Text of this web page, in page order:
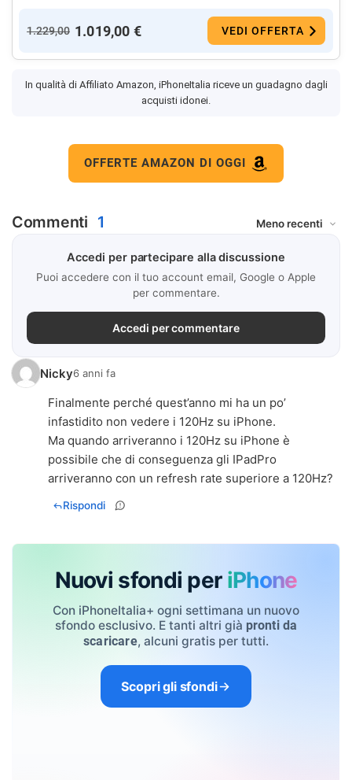
1.229,00 1.019,00 € VEDI OFFERTA
In qualità di Affiliato Amazon, iPhoneItalia riceve un guadagno dagli
acquisti idonei.
OFFERTE AMAZON DI OGGI
Commenti 1
Accedi per partecipare alla discussione
Puoi accedere con il tuo account email, Google o Apple
per commentare.
Accedi per commentare
Nicky6 anni fa
Finalmente perché quest’anno mi ha un po’
infastidito non vedere i 120Hz su iPhone.
Ma quando arriveranno i 120Hz su iPhone è
possibile che di conseguenza gli IPadPro
arriveranno con un refresh rate superiore a 120Hz?
Rispondi
Nuovi sfondi per iPhone
Con iPhoneItalia+ ogni settimana un nuovo
sfondo esclusivo. E tanti altri già pronti da
scaricare, alcuni gratis per tutti.
Scopri gli sfondi